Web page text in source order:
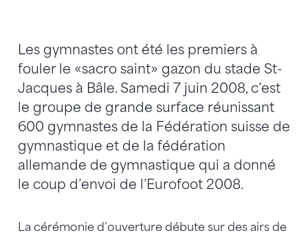
Les gymnastes ont été les premiers à
fouler le «sacro saint» gazon du stade St-
Jacques à Bâle. Samedi 7 juin 2008, c’est
le groupe de grande surface réunissant
600 gymnastes de la Fédération suisse de
gymnastique et de la fédération
allemande de gymnastique qui a donné
le coup d’envoi de l’Eurofoot 2008.
La cérémonie d’ouverture débute sur des airs de